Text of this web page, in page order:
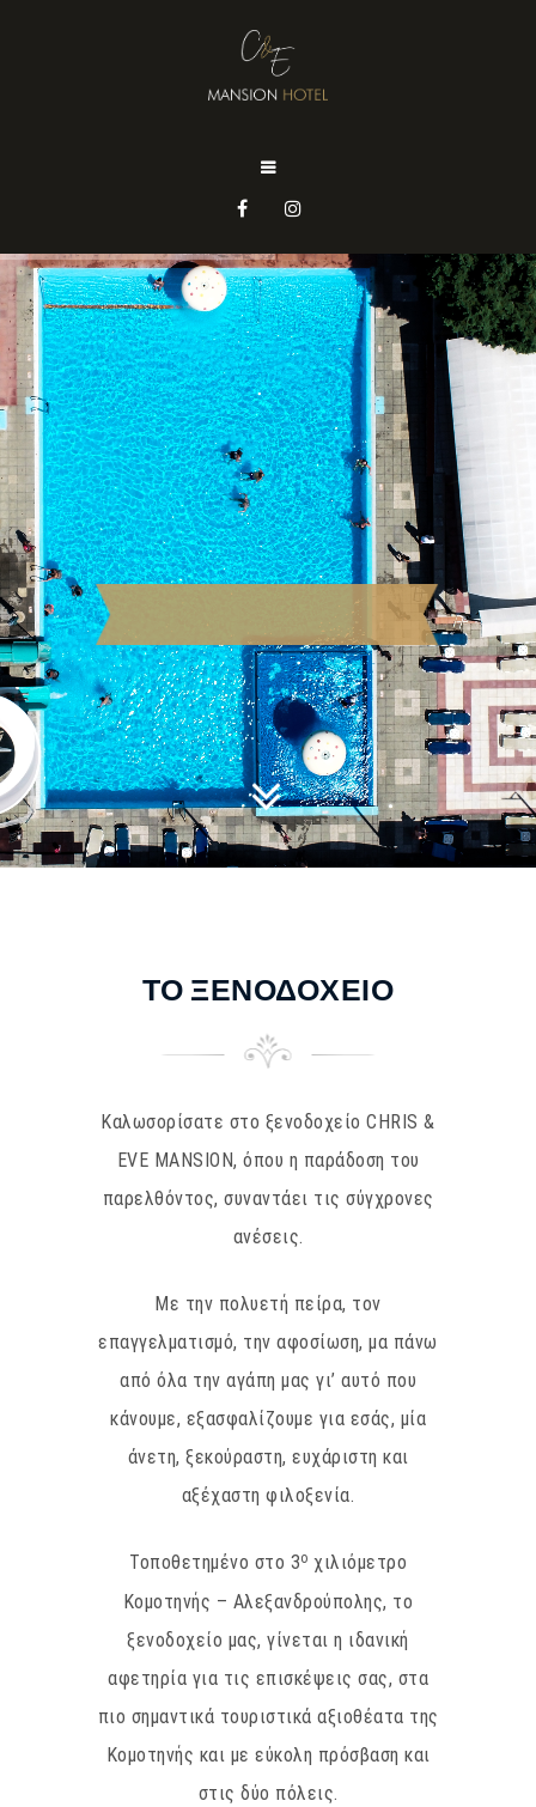
ΤΟ ΞΕΝΟΔΟΧΕΙΟ
Καλωσορίσατε στο ξενοδοχείο CHRIS &
EVE MANSION, όπου η παράδοση του
παρελθόντος, συναντάει τις σύγχρονες
ανέσεις.
Με την πολυετή πείρα, τον
επαγγελματισμό, την αφοσίωση, μα πάνω
από όλα την αγάπη μας γι’ αυτό που
κάνουμε, εξασφαλίζουμε για εσάς, μία
άνετη, ξεκούραστη, ευχάριστη και
αξέχαστη φιλοξενία.
Τοποθετημένο στο 3ο χιλιόμετρο
Κομοτηνής – Αλεξανδρούπολης, το
ξενοδοχείο μας, γίνεται η ιδανική
αφετηρία για τις επισκέψεις σας, στα
πιο σημαντικά τουριστικά αξιοθέατα της
Κομοτηνής και με εύκολη πρόσβαση και
στις δύο πόλεις.